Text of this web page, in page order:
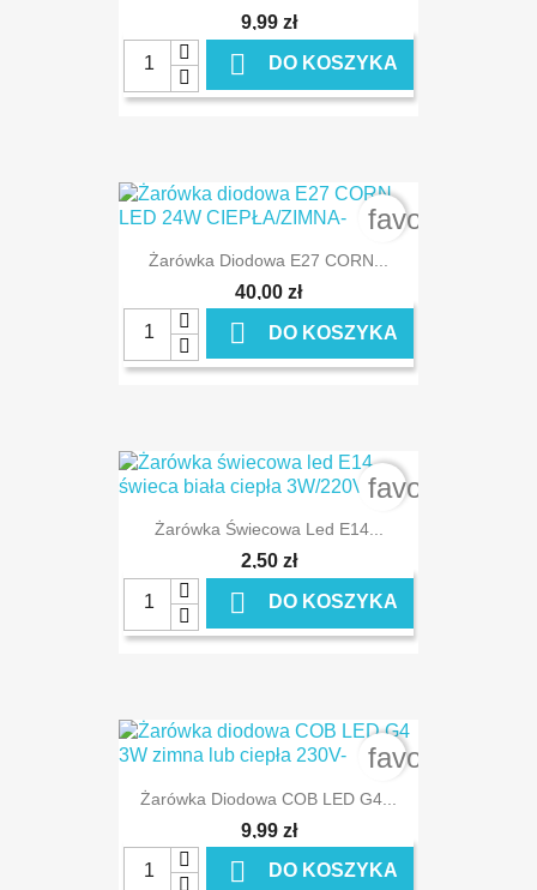
9,99 zł
 DO KOSZYKA
Żarówka Diodowa E27 CORN...
40,00 zł
 DO KOSZYKA
Żarówka Świecowa Led E14...
2,50 zł
 DO KOSZYKA
Żarówka Diodowa COB LED G4...
9,99 zł
 DO KOSZYKA